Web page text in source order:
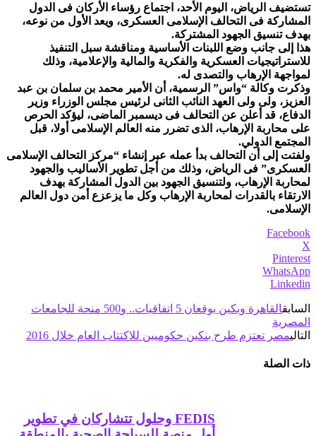
تستضيف الرياض، اليوم الأحد، اجتماع رؤساء الأركان فى الدول
المشاركة فى التحالف الإسلامى العسكرى، ويعد الأول من نوعه،
بهدف تنسيق الجهود المشتركة.
هذا إلى جانب وضع اللبنات الأساسية ومناقشة سبل التنفيذ
للاستراتيجيات العسكرية والفكرية والمالية والإعلامية، وذلك
لمواجهة الإرهاب والتصدى له.
وذكرت وكالة “واس” الرسمية، أن الأمير محمد بن سلمان بن عبد
العزيز، ولى ولى العهد النائب الثانى لرئيس مجلس الوزراء وزير
الدفاع، قد أعلن عن التحالف فى ديسمبر الماضى، ليؤكد الحرص
على محاربة الإرهاب، الذى تضرر منه العالم الإسلامى أولا، قبل
المجتمع الدولي.
ولفتت إلى أن التحالف بدأ عمله عبر إنشاء “مركز التحالف الإسلامى
العسكرى” فى الرياض، وذلك من أجل تطوير الأساليب والجهود
لمحاربة الإرهاب، ولتنسيق الجهود بين الدول المشاركة بهدف
الارتقاء بالقدرات لمحاربة الإرهاب وكل ما يزعزع أمن دول العالم
الإسلامى.
Facebook
X
Pinterest
WhatsApp
Linkedin
السابق
القاهرة وبكين يوقعان 5 اتفاقيات.. و500 منحة للجامعات
المصرية
التاليمصر تعتزم طرح بنكين حكوميين للاكتتاب العام خلال 2016
ذات الصلة
FEDIS وحلول تتشاركان في تطوير